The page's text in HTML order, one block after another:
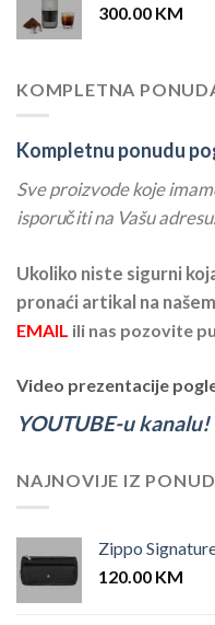
300.00 KM
KOMPLETNA
Kompletnu ponudu
Sve proizvode koje
isporučiti na Vašu adresu.
Ukoliko niste sigurni
pronaći artikal na
EMAIL ili nas pozovite
Video prezentacije
YOUTUBE-u kanalu!
NAJNOVIJE IZ
Zippo
120.00 KM